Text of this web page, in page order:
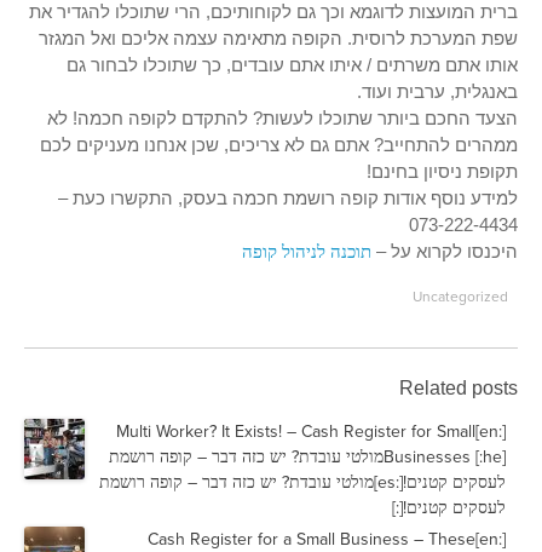
ברית המועצות לדוגמא וכך גם לקוחותיכם, הרי שתוכלו להגדיר את
שפת המערכת לרוסית. הקופה מתאימה עצמה אליכם ואל המגזר
אותו אתם משרתים / איתו אתם עובדים, כך שתוכלו לבחור גם
באנגלית, ערבית ועוד.
הצעד החכם ביותר שתוכלו לעשות? להתקדם לקופה חכמה! לא
ממהרים להתחייב? אתם גם לא צריכים, שכן אנחנו מעניקים לכם
תקופת ניסיון בחינם!
למידע נוסף אודות קופה רושמת חכמה בעסק, התקשרו כעת –
073-222-4434
היכנסו לקרוא על – תוכנה לניהול קופה
Uncategorized
Related posts
[:en]Multi Worker? It Exists! – Cash Register for Small
Businesses [:he]מולטי עובדת? יש כזה דבר – קופה רושמת
לעסקים קטנים![:es]מולטי עובדת? יש כזה דבר – קופה רושמת
לעסקים קטנים![:]
[:en]Cash Register for a Small Business – These